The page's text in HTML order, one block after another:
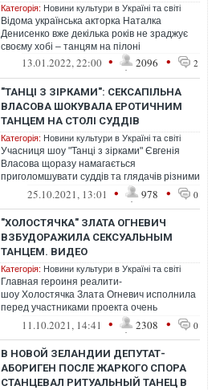
Категорія: Новини культури в Україні та світі
Відома українська акторка Наталка
Денисенко вже декілька років не зраджує
своєму хобі – танцям на пілоні
13.01.2022, 22:00 • 2096 • 2
"ТАНЦІ З ЗІРКАМИ": СЕКСАПІЛЬНА
ВЛАСОВА ШОКУВАЛА ЕРОТИЧНИМ
ТАНЦЕМ НА СТОЛІ СУДДІВ
Категорія: Новини культури в Україні та світі
Учасниця шоу "Танці з зірками" Євгенія
Власова щоразу намагається
приголомшувати суддів та глядачів різними
образами25.10.2021, 13:01 • 978 • 0
"ХОЛОСТЯЧКА" ЗЛАТА ОГНЕВИЧ
ВЗБУДОРАЖИЛА СЕКСУАЛЬНЫМ
ТАНЦЕМ. ВИДЕО
Категорія: Новини культури в Україні та світі
Главная героиня реалити-
шоу Холостячка Злата Огневич исполнила
перед участниками проекта очень
откровенный танец.
11.10.2021, 14:41 • 2308 • 0
В НОВОЙ ЗЕЛАНДИИ ДЕПУТАТ-
АБОРИГЕН ПОСЛЕ ЖАРКОГО СПОРА
СТАНЦЕВАЛ РИТУАЛЬНЫЙ ТАНЕЦ В